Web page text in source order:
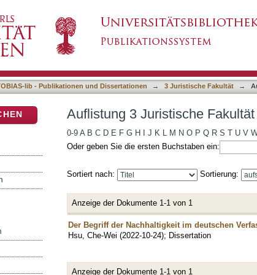
lib - Publikationen und Dissertationen → 3 Juristische Fakultät →
Auflistung 3 Juristische
0-9 A B C D E F G H J K L M N O P Q R S T U V
Oder geben Sie die ersten Buchstaben ein:
Sortiert nach: Sortierung:
Anzeige der Dokumente 1-1 von 1
Der Begriff der Nachhaltigkeit im deutschen
Hsu, Che-Wei (2022-10-24); Dissertation
Anzeige der Dokumente 1-1 von 1